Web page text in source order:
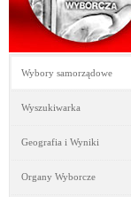
Wybory samorządowe
Wyszukiwarka
Geografia i Wyniki
Organy Wyborcze